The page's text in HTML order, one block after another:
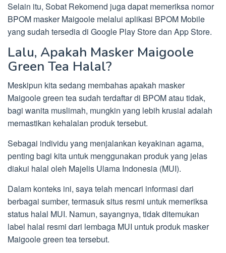
Selain itu, Sobat Rekomend juga dapat memeriksa nomor
BPOM masker Maigoole melalui aplikasi BPOM Mobile
yang sudah tersedia di Google Play Store dan App Store.
Lalu, Apakah Masker Maigoole
Green Tea Halal?
Meskipun kita sedang membahas apakah masker
Maigoole green tea sudah terdaftar di BPOM atau tidak,
bagi wanita muslimah, mungkin yang lebih krusial adalah
memastikan kehalalan produk tersebut.
Sebagai individu yang menjalankan keyakinan agama,
penting bagi kita untuk menggunakan produk yang jelas
diakui halal oleh Majelis Ulama Indonesia (MUI).
Dalam konteks ini, saya telah mencari informasi dari
berbagai sumber, termasuk situs resmi untuk memeriksa
status halal MUI. Namun, sayangnya, tidak ditemukan
label halal resmi dari lembaga MUI untuk produk masker
Maigoole green tea tersebut.